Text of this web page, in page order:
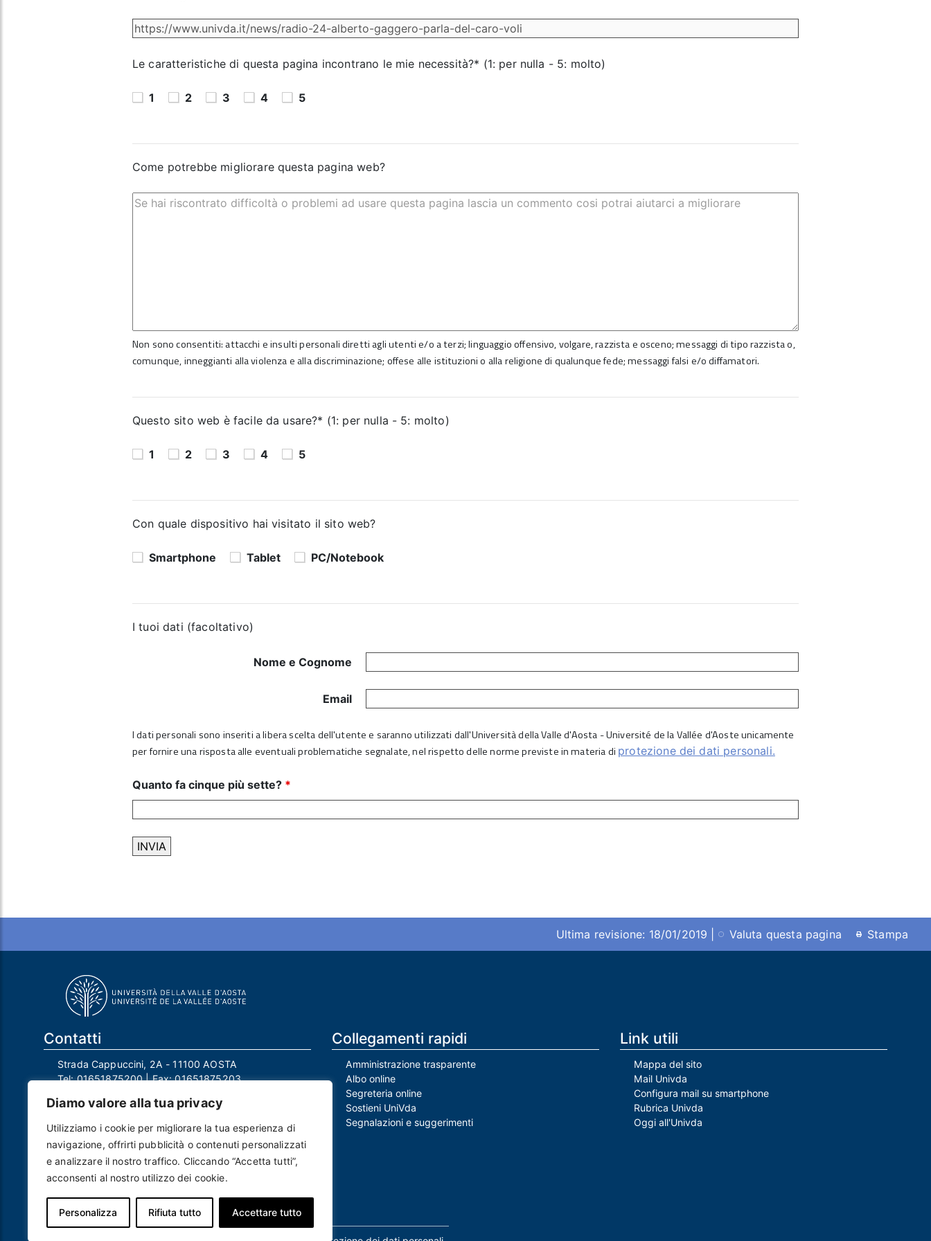
Diamo valore alla tua privacy
Utilizziamo i cookie per migliorare la tua esperienza di
navigazione, offrirti pubblicità o contenuti personalizzati
e analizzare il nostro traffico. Cliccando “Accetta tutti”,
acconsenti al nostro utilizzo dei cookie.
Personalizza Rifiuta tutto Accettare tutto
Le caratteristiche di questa pagina incontrano le mie necessità?* (1: per nulla - 5: molto)
1 2 3 4 5
Come potrebbe migliorare questa pagina web?
Non sono consentiti: attacchi e insulti personali diretti agli utenti e/o a terzi; linguaggio offensivo, volgare, razzista e osceno; messaggi di tipo razzista o,
comunque, inneggianti alla violenza e alla discriminazione; offese alle istituzioni o alla religione di qualunque fede; messaggi falsi e/o diffamatori.
Questo sito web è facile da usare?* (1: per nulla - 5: molto)
1 2 3 4 5
Con quale dispositivo hai visitato il sito web?
Smartphone Tablet PC/Notebook
I tuoi dati (facoltativo)
Nome e Cognome
Email
I dati personali sono inseriti a libera scelta dell'utente e saranno utilizzati dall'Università della Valle d'Aosta - Université de la Vallée d'Aoste unicamente
per fornire una risposta alle eventuali problematiche segnalate, nel rispetto delle norme previste in materia di protezione dei dati personali.
Quanto fa cinque più sette? *
Ultima revisione: 18/01/2019 | Valuta questa pagina Stampa
Contatti
Strada Cappuccini, 2A - 11100 AOSTA
Tel:01651875200| Fax:01651875203
Mail Responsabile Protezione dei Dati:
rpd@univda.it
Posta certificata:protocollo@pec.univda.it
P.IVA 01040890079 e C.F. 91041130070
Codice Univoco Ufficio: UF2EU2
Nome ufficio: Uff_eFatturaPA
Codice IPA: uvdau_ao
Collegamenti rapidi
Amministrazione trasparente
Albo online
Segreteria online
Sostieni UniVda
Segnalazioni e suggerimenti
Link utili
Mappa del sito
Mail Univda
Configura mail su smartphone
Rubrica Univda
Oggi all'Univda